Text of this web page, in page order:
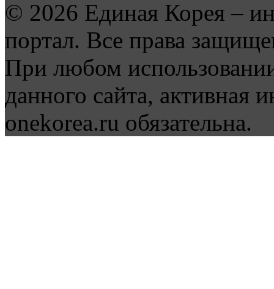
© 2026 Единая Корея –
портал. Все права
При любом
данного сайта, активная
onekorea.ru обязательна.